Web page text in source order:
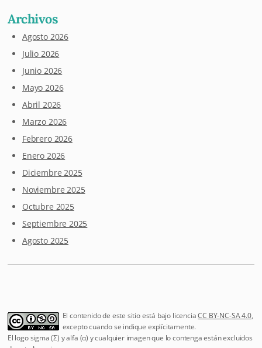
Archivos
Agosto 2026
Julio 2026
Junio 2026
Mayo 2026
Abril 2026
Marzo 2026
Febrero 2026
Enero 2026
Diciembre 2025
Noviembre 2025
Octubre 2025
Septiembre 2025
Agosto 2025
El contenido de este sitio está bajo licenciaCC BY-NC-SA 4.0,
excepto cuando se indique explícitamente.
El logo sigma (Σ) y alfa (α) y cualquier imagen que lo contenga están excluidos